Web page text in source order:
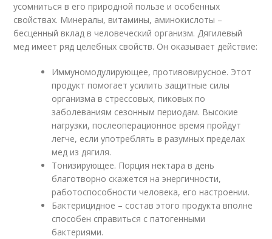
усомниться в его природной пользе и особенных
свойствах. Минералы, витамины, аминокислоты –
бесценный вклад в человеческий организм. Дягилевый
мед имеет ряд целебных свойств. Он оказывает действие:
Иммуномодулирующее, противовирусное. Этот
продукт помогает усилить защитные силы
организма в стрессовых, пиковых по
заболеваниям сезонным периодам. Высокие
нагрузки, послеоперационное время пройдут
легче, если употреблять в разумных пределах
мед из дягиля.
Тонизирующее. Порция нектара в день
благотворно скажется на энергичности,
работоспособности человека, его настроении.
Бактерицидное – состав этого продукта вполне
способен справиться с патогенными
бактериями.